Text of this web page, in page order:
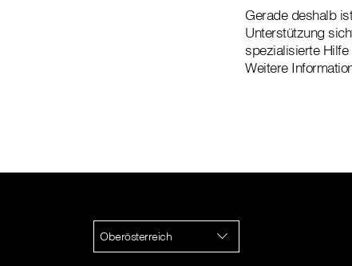
Gerade deshalb
Unterstützung
spezialisierte Hilfe
Weitere
Oberösterreich